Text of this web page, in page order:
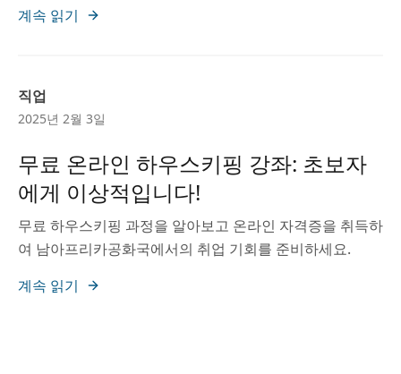
계속 읽기
직업
2025년 2월 3일
무료 온라인 하우스키핑 강좌: 초보자
에게 이상적입니다!
무료 하우스키핑 과정을 알아보고 온라인 자격증을 취득하
여 남아프리카공화국에서의 취업 기회를 준비하세요.
계속 읽기